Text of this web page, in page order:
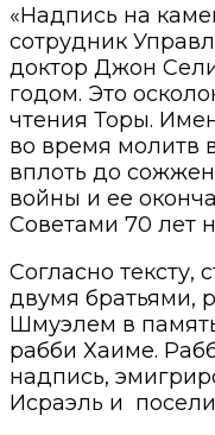
«Надпись на
сотрудник
доктор Джон
годом. Это
чтения Торы.
во время молитв
вплоть до
войны и ее
Советами 70 лет
Согласно тексту,
двумя братьями,
Шмуэлем в
рабби Хаиме.
надпись,
Исраэль и